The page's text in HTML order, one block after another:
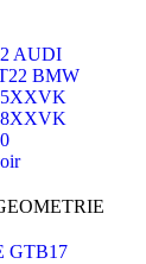
AUDI
BMW
GTB17